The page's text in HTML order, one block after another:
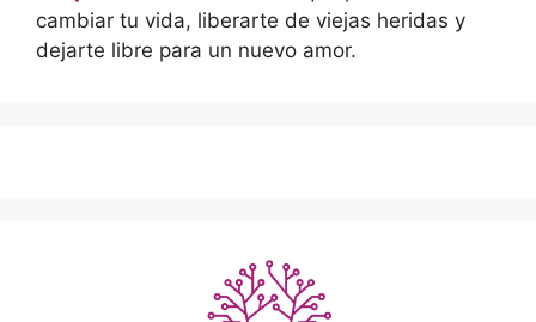
cambiar tu vida, liberarte de viejas heridas y
dejarte libre para un nuevo amor.